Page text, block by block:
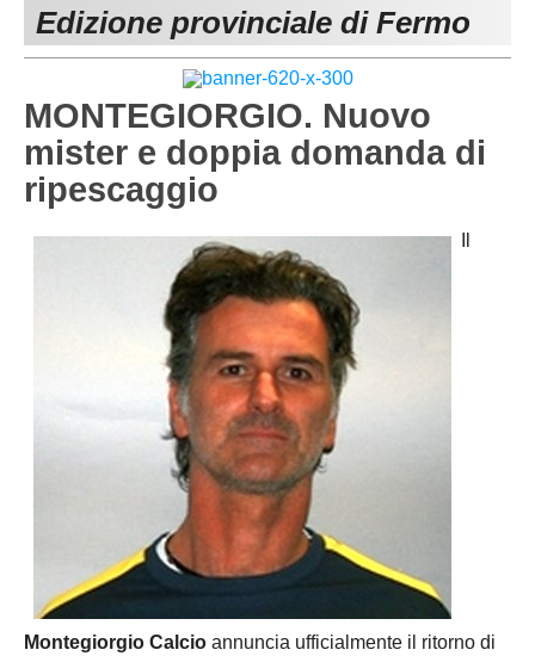
MACERATA
Carica la tua Rosa
ECCELLENZA
1^ CATEGORIA
2^ CATEGORIA
REGIONALI
Edizione provinciale di Fermo
MONTEGIORGIO. Nuovo
mister e doppia domanda di
ripescaggio
Montegiorgio Calcio annuncia ufficialmente il ritorno di